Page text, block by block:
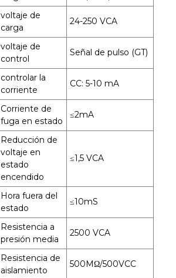
voltaje de
carga
24-250 VCA
voltaje de
control
Señal de pulso (GT)
controlar la
corriente
CC: 5-10 mA
Corriente de
fuga en estado
≤2mA
Reducción de
voltaje en
estado
encendido
≤1,5 VCA
Hora fuera del
estado
≤10mS
Resistencia a
presión media
2500 VCA
Resistencia de
aislamiento
500MΩ/500VCC